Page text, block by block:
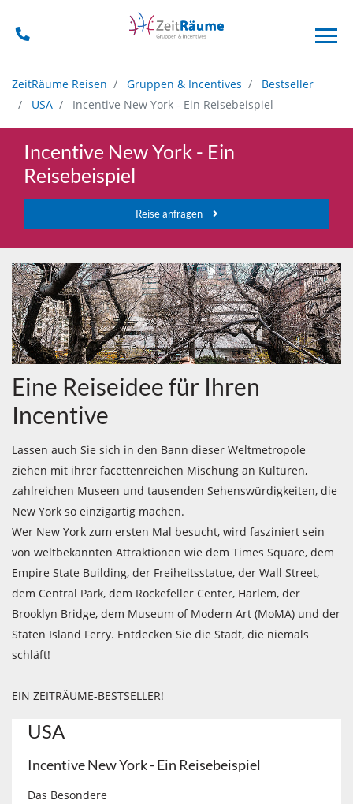
ZeitRäume Reisen Gruppen & Incentives
Bestseller
USA
Incentive New York - Ein Reisebeispiel
Incentive New York - Ein
Reisebeispiel
Reise anfragen
Eine Reiseidee für Ihren
Incentive
Lassen auch Sie sich in den Bann dieser Weltmetropole
ziehen mit ihrer facettenreichen Mischung an Kulturen,
zahlreichen Museen und tausenden Sehenswürdigkeiten, die
New York so einzigartig machen.
Wer New York zum ersten Mal besucht, wird fasziniert sein
von weltbekannten Attraktionen wie dem Times Square, dem
Empire State Building, der Freiheitsstatue, der Wall Street,
dem Central Park, dem Rockefeller Center, Harlem, der
Brooklyn Bridge, dem Museum of Modern Art (MoMA) und der
Staten Island Ferry. Entdecken Sie die Stadt, die niemals
schläft!
EIN ZEITRÄUME-BESTSELLER!
USA
Incentive New York - Ein Reisebeispiel
Das Besondere